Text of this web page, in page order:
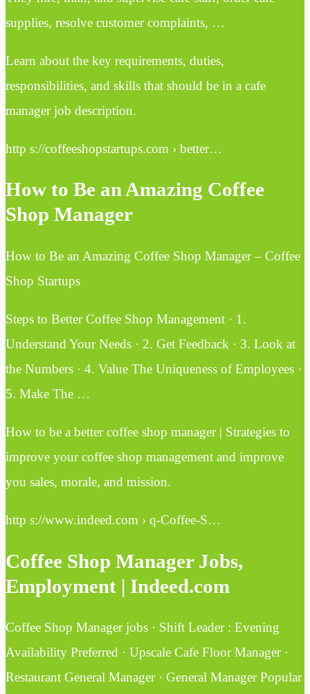
supplies, resolve customer complaints, …
Learn about the key requirements, duties,
responsibilities, and skills that should be in a cafe
manager job description.
http s://coffeeshopstartups.com › better…
How to Be an Amazing Coffee
Shop Manager
How to Be an Amazing Coffee Shop Manager – Coffee
Shop Startups
Steps to Better Coffee Shop Management · 1.
Understand Your Needs · 2. Get Feedback · 3. Look at
the Numbers · 4. Value The Uniqueness of Employees ·
5. Make The …
How to be a better coffee shop manager | Strategies to
improve your coffee shop management and improve
you sales, morale, and mission.
http s://www.indeed.com › q-Coffee-S…
Coffee Shop Manager Jobs,
Employment | Indeed.com
Coffee Shop Manager jobs · Shift Leader : Evening
Availability Preferred · Upscale Cafe Floor Manager ·
Restaurant General Manager · General Manager Popular